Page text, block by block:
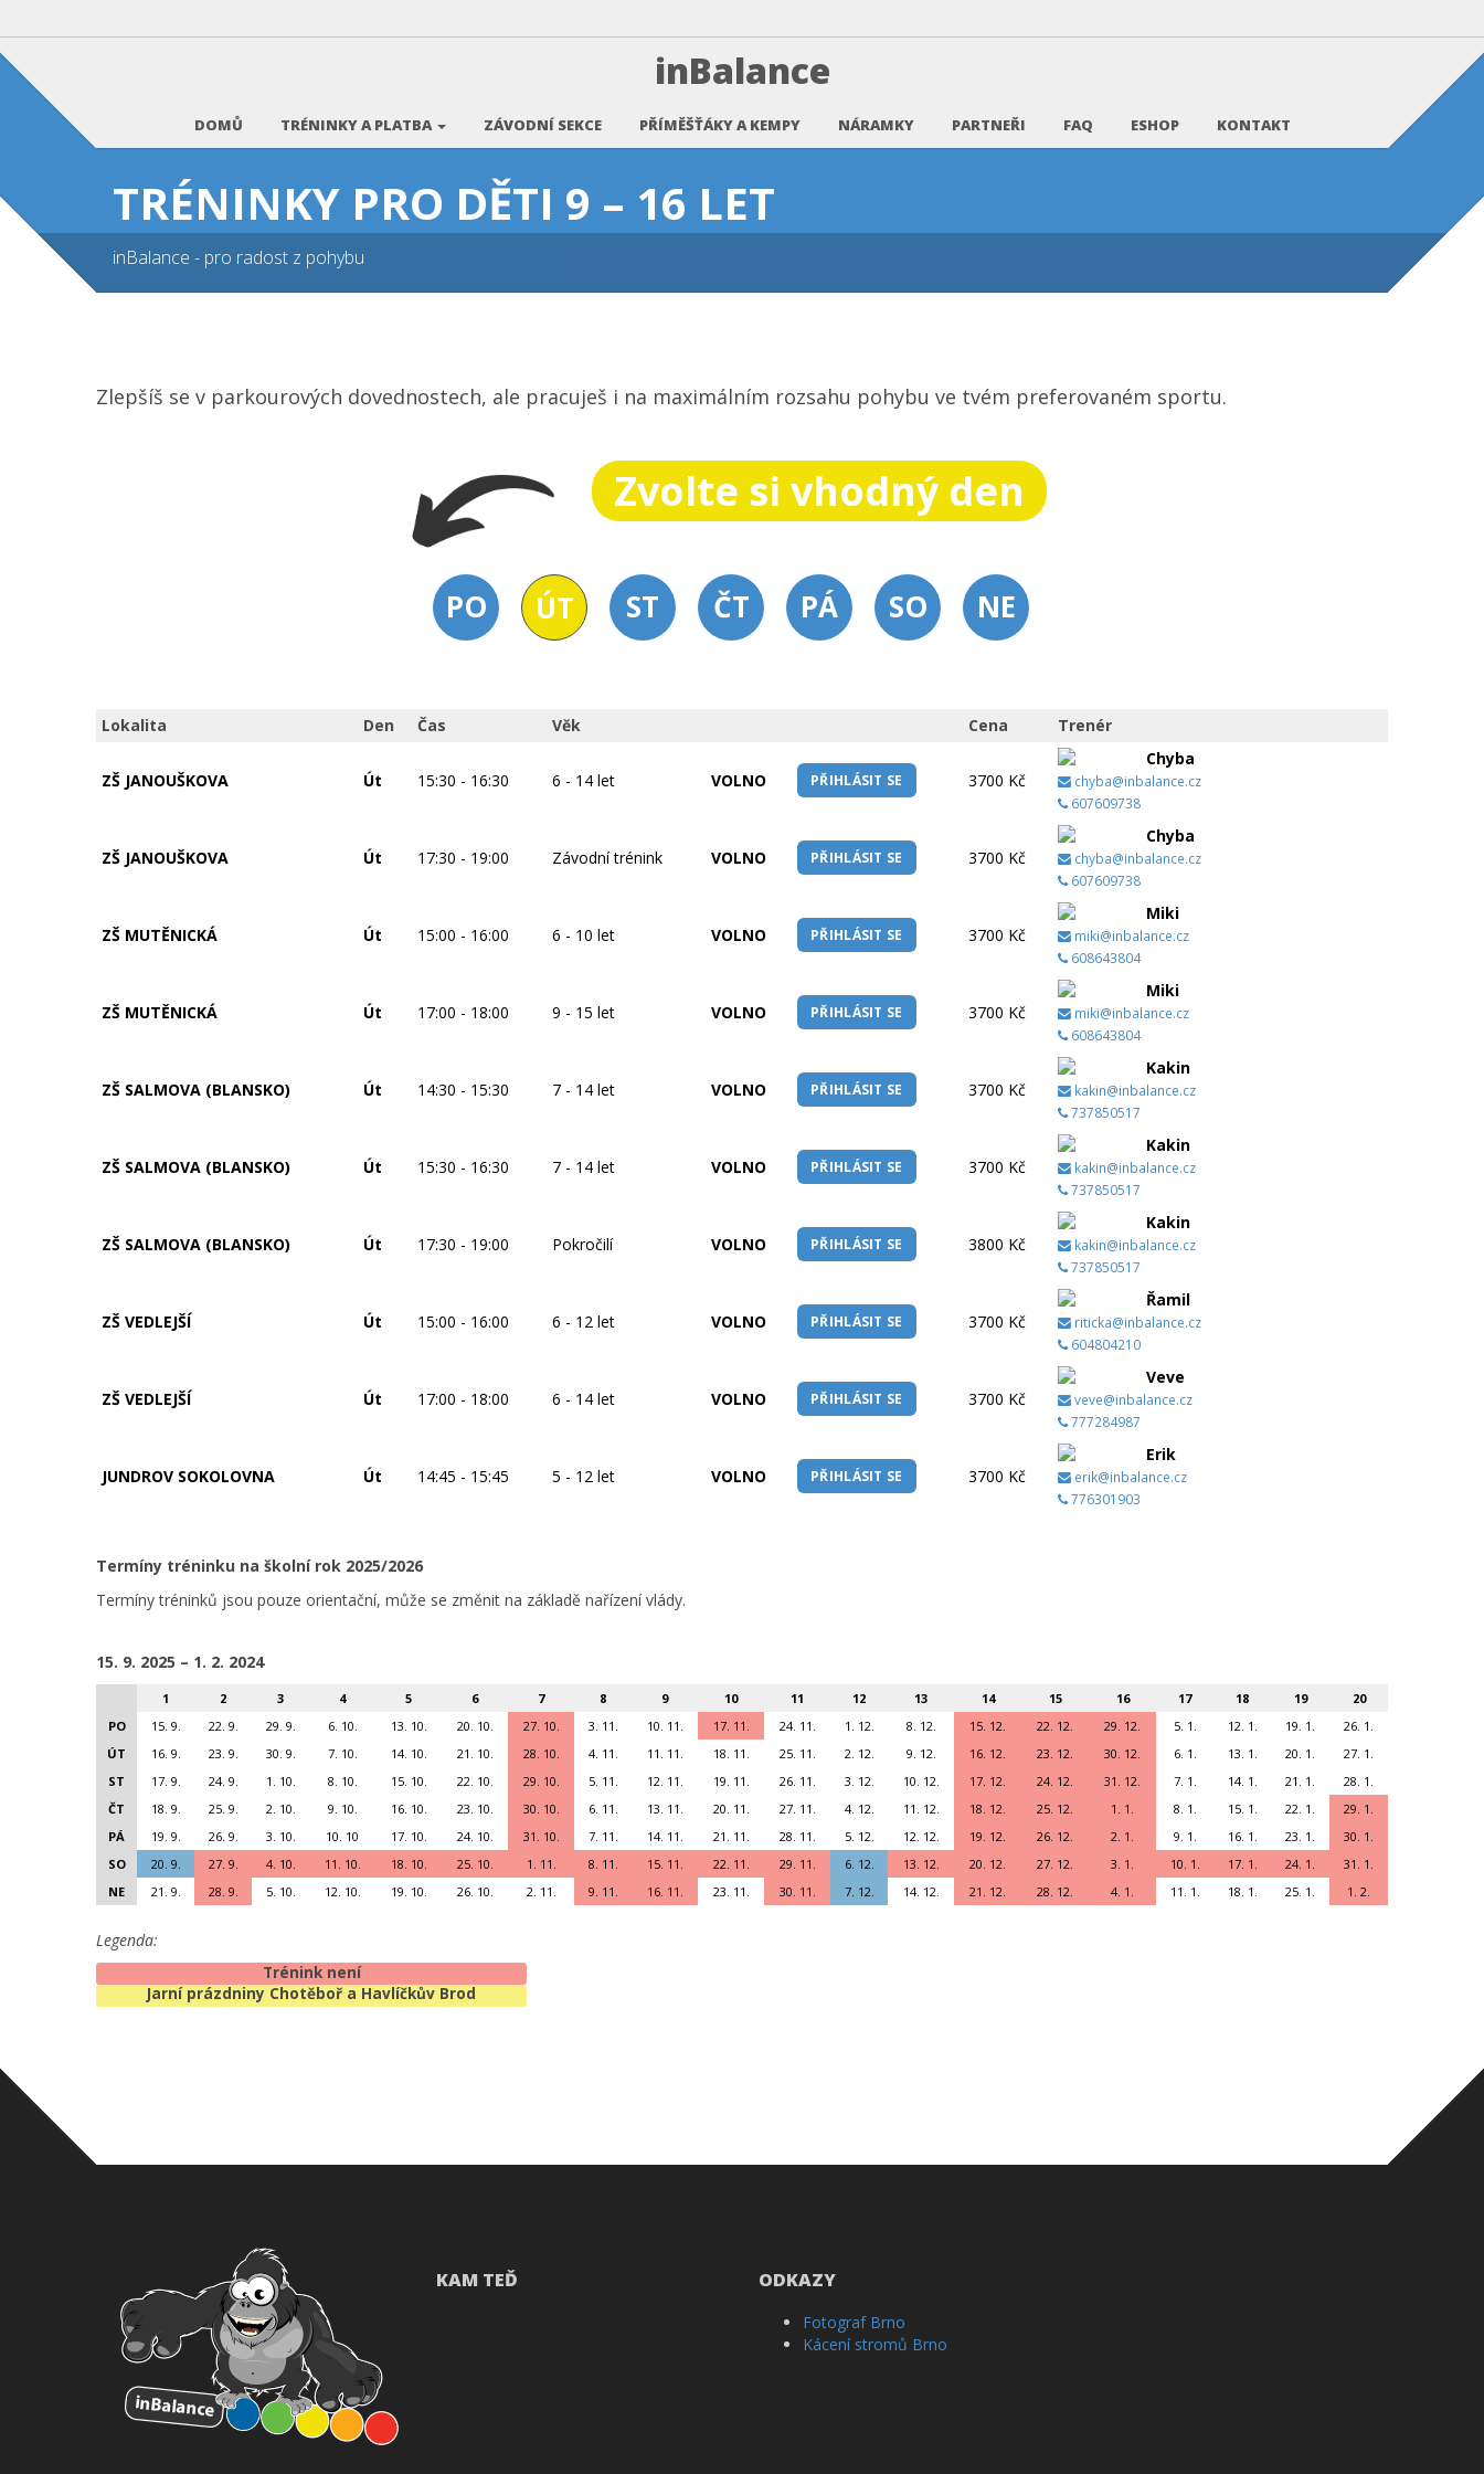
inBalance
DOMŮ TRÉNINKY A PLATBA ZÁVODNÍ SEKCE PŘÍMĚŠŤÁKY A KEMPY NÁRAMKY PARTNEŘI FAQ ESHOP KONTAKT
TRÉNINKY PRO DĚTI 9 – 16 LET
inBalance - pro radost z pohybu
Zlepšíš se v parkourových dovednostech, ale pracuješ i na maximálním rozsahu pohybu ve tvém preferovaném sportu.
Zvolte si vhodný den
PO ÚT ST ČT PÁ SO NE
Lokalita Den Čas Věk Cena Trenér
ZŠ JANOUŠKOVA Út 15:30 - 16:30 6 - 14 let VOLNO PŘIHLÁSIT SE 3700 Kč
Chyba
chyba@inbalance.cz
607609738
ZŠ JANOUŠKOVA Út 17:30 - 19:00 Závodní trénink VOLNO PŘIHLÁSIT SE 3700 Kč
Chyba
chyba@inbalance.cz
607609738
ZŠ MUTĚNICKÁ Út 15:00 - 16:00 6 - 10 let VOLNO PŘIHLÁSIT SE 3700 Kč
Miki
miki@inbalance.cz
608643804
ZŠ MUTĚNICKÁ Út 17:00 - 18:00 9 - 15 let VOLNO PŘIHLÁSIT SE 3700 Kč
Miki
miki@inbalance.cz
608643804
ZŠ SALMOVA (BLANSKO) Út 14:30 - 15:30 7 - 14 let VOLNO PŘIHLÁSIT SE 3700 Kč
Kakin
kakin@inbalance.cz
737850517
ZŠ SALMOVA (BLANSKO) Út 15:30 - 16:30 7 - 14 let VOLNO PŘIHLÁSIT SE 3700 Kč
Kakin
kakin@inbalance.cz
737850517
ZŠ SALMOVA (BLANSKO) Út 17:30 - 19:00 Pokročilí VOLNO PŘIHLÁSIT SE 3800 Kč
Kakin
kakin@inbalance.cz
737850517
ZŠ VEDLEJŠÍ Út 15:00 - 16:00 6 - 12 let VOLNO PŘIHLÁSIT SE 3700 Kč
Řamil
riticka@inbalance.cz
604804210
ZŠ VEDLEJŠÍ Út 17:00 - 18:00 6 - 14 let VOLNO PŘIHLÁSIT SE 3700 Kč
Veve
veve@inbalance.cz
777284987
JUNDROV SOKOLOVNA Út 14:45 - 15:45 5 - 12 let VOLNO PŘIHLÁSIT SE 3700 Kč
Erik
erik@inbalance.cz
776301903
Termíny tréninku na školní rok 2025/2026
Termíny tréninků jsou pouze orientační, může se změnit na základě nařízení vlády.
15. 9. 2025 – 1. 2. 2024
1 2 3 4 5 6 7 8 9 10 11 12 13 14 15 16 17 18 19
20
PO
15. 9. 22. 9. 29. 9. 6. 10. 13. 10. 20. 10. 27. 10. 3. 11. 10. 11. 17. 11. 24. 11. 1. 12. 8. 12. 15. 12. 22. 12. 29. 12. 5. 1. 12. 1. 19. 1.
26. 1.
ÚT
16. 9. 23. 9. 30. 9. 7. 10. 14. 10. 21. 10. 28. 10. 4. 11. 11. 11. 18. 11. 25. 11. 2. 12. 9. 12. 16. 12. 23. 12. 30. 12. 6. 1. 13. 1. 20. 1.
27. 1.
ST
17. 9. 24. 9. 1. 10. 8. 10. 15. 10. 22. 10. 29. 10. 5. 11. 12. 11. 19. 11. 26. 11. 3. 12. 10. 12. 17. 12. 24. 12. 31. 12. 7. 1. 14. 1. 21. 1.
28. 1.
ČT
18. 9. 25. 9. 2. 10. 9. 10. 16. 10. 23. 10. 30. 10. 6. 11. 13. 11. 20. 11. 27. 11. 4. 12. 11. 12. 18. 12. 25. 12. 1. 1. 8. 1. 15. 1. 22. 1.
29. 1.
PÁ
19. 9. 26. 9. 3. 10. 10. 10 17. 10. 24. 10. 31. 10. 7. 11. 14. 11. 21. 11. 28. 11. 5. 12. 12. 12. 19. 12. 26. 12. 2. 1. 9. 1. 16. 1. 23. 1.
30. 1.
SO
20. 9. 27. 9. 4. 10. 11. 10. 18. 10. 25. 10. 1. 11. 8. 11. 15. 11. 22. 11. 29. 11. 6. 12. 13. 12. 20. 12. 27. 12. 3. 1. 10. 1. 17. 1. 24. 1.
31. 1.
NE
21. 9. 28. 9. 5. 10. 12. 10. 19. 10. 26. 10. 2. 11. 9. 11. 16. 11. 23. 11. 30. 11. 7. 12. 14. 12. 21. 12. 28. 12. 4. 1. 11. 1. 18. 1. 25. 1. 1. 2.
Legenda:
Trénink není
Jarní prázdniny Chotěboř a Havlíčkův Brod
KAM TEĎ ODKAZY
Fotograf Brno
Kácení stromů Brno